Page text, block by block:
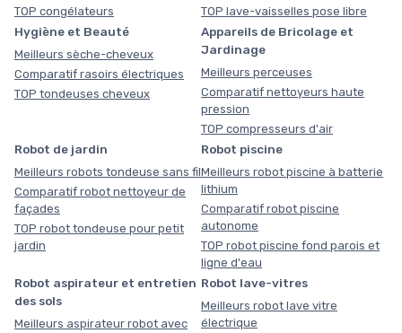
TOP congélateurs
TOP lave-vaisselles pose libre
Hygiène et Beauté
Meilleurs sèche-cheveux
Comparatif rasoirs électriques
TOP tondeuses cheveux
Appareils de Bricolage et
Jardinage
Meilleurs perceuses
Comparatif nettoyeurs haute
pression
TOP compresseurs d'air
Robot de jardin
Meilleurs robots tondeuse sans fil
Comparatif robot nettoyeur de
façades
TOP robot tondeuse pour petit
jardin
Robot piscine
Meilleurs robot piscine à batterie
lithium
Comparatif robot piscine
autonome
TOP robot piscine fond parois et
ligne d'eau
Robot aspirateur et entretien
des sols
Meilleurs aspirateur robot avec
Robot lave-vitres
Meilleurs robot lave vitre
électrique